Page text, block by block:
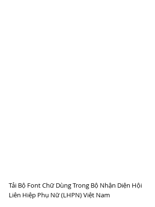
Tải Bộ Font Chữ Dùng Trong Bộ Nhận Diện Hội
Liên Hiệp Phụ Nữ (LHPN) Việt Nam